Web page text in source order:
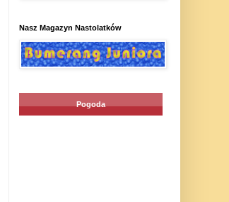
Nasz Magazyn Nastolatków
Pogoda